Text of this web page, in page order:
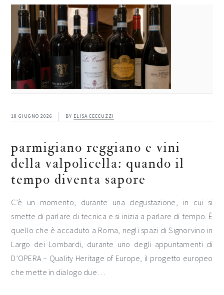
18 GIUGNO 2026 BY ELISA CECCUZZI
parmigiano reggiano e vini
della valpolicella: quando il
tempo diventa sapore
C’è un momento, durante una degustazione, in cui si
smette di parlare di tecnica e si inizia a parlare di tempo. È
quello che è accaduto a Roma, negli spazi di Signorvino in
Largo dei Lombardi, durante uno degli appuntamenti di
D’OPERA – Quality Heritage of Europe, il progetto europeo
che mette in dialogo due…